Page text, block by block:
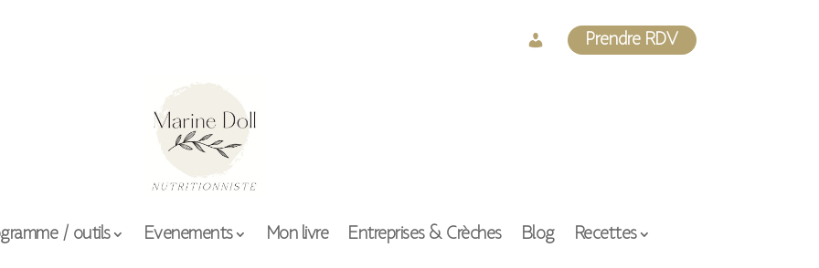
Log
Prendre RDV
/ outils Evenements Mon livre Entreprises & Crèches Blog Recettes